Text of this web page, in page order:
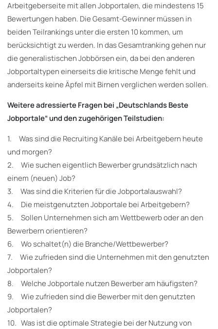
Arbeitgeberseite mit allen Jobportalen, die mindestens 15
Bewertungen haben. Die Gesamt-Gewinner müssen in
beiden Teilrankings unter die ersten 10 kommen, um
berücksichtigt zu werden. In das Gesamtranking gehen nur
die generalistischen Jobbörsen ein, da bei den anderen
Jobportaltypen einerseits die kritische Menge fehlt und
anderseits keine Äpfel mit Birnen verglichen werden sollen.
Weitere adressierte Fragen bei „Deutschlands Beste
Jobportale“ und den zugehörigen Teilstudien:
1. Was sind die Recruiting Kanäle bei Arbeitgebern heute
und morgen?
2. Wie suchen eigentlich Bewerber grundsätzlich nach
einem (neuen) Job?
3. Was sind die Kriterien für die Jobportalauswahl?
4. Die meistgenutzten Jobportale bei Arbeitgebern?
5. Sollen Unternehmen sich am Wettbewerb oder an den
Bewerbern orientieren?
6. Wo schaltet(n) die Branche/Wettbewerber?
7. Wie zufrieden sind die Unternehmen mit den genutzten
Jobportalen?
8. Welche Jobportale nutzen Bewerber am häufigsten?
9. Wie zufrieden sind die Bewerber mit den genutzten
Jobportalen?
10. Was ist die optimale Strategie bei der Nutzung von